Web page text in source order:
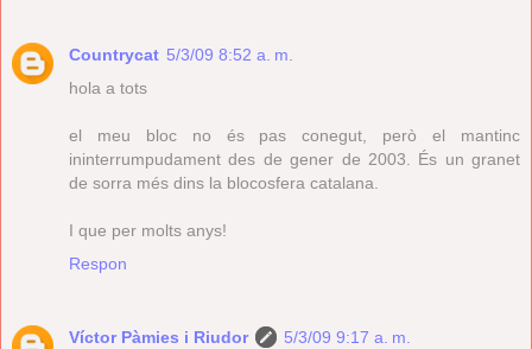
Countrycat 5/3/09 8:52 a. m.
hola a tots
el meu bloc no és pas conegut, però el mantinc
ininterrumpudament des de gener de 2003. És un granet
de sorra més dins la blocosfera catalana.
I que per molts anys!
Respon
Víctor Pàmies i Riudor
5/3/09 9:17 a. m.